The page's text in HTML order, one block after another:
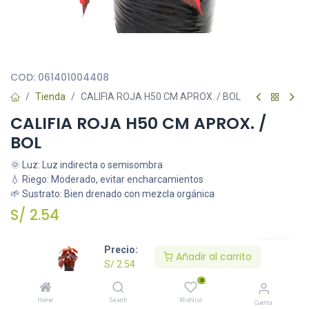
Precio:
S/ 2.54
Añadir al carrito
Home Search
0
Wishlist Cuenta
COD: 061401004408
Tienda CALIFIA ROJA H50 CM APROX. / BOL
CALIFIA ROJA H50 CM APROX. /
BOL
🌞 Luz: Luz indirecta o semisombra
💧 Riego: Moderado, evitar encharcamientos
🌱 Sustrato: Bien drenado con mezcla orgánica
S/ 2.54
Añadir al carrito
Agregar a la lista de deseos